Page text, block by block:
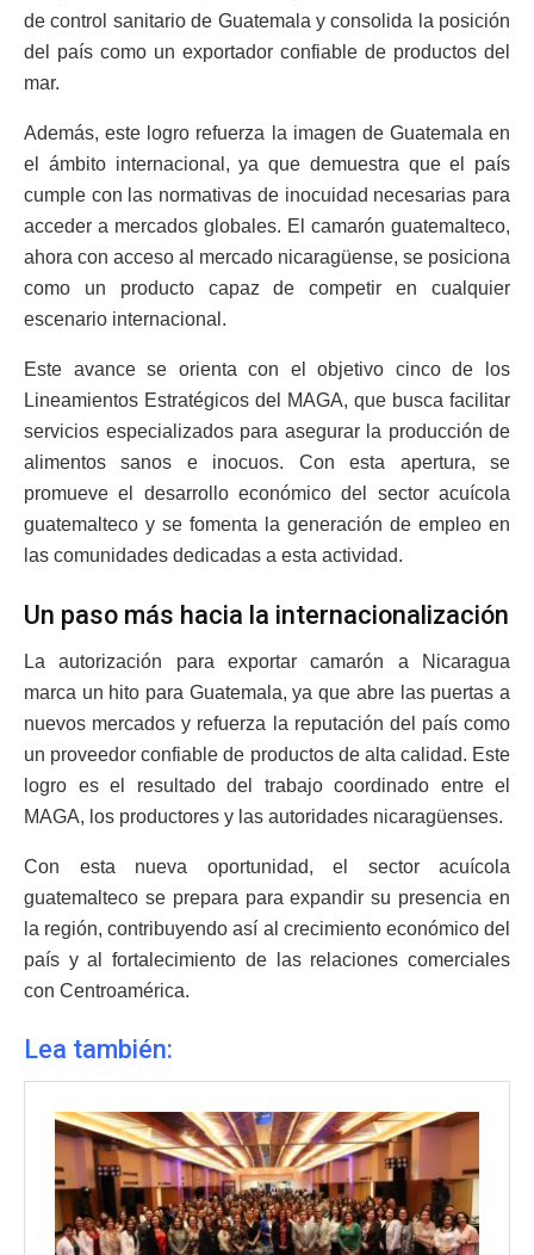
de control sanitario de Guatemala y consolida la posición
del país como un exportador confiable de productos del
mar.
Además, este logro refuerza la imagen de Guatemala en
el ámbito internacional, ya que demuestra que el país
cumple con las normativas de inocuidad necesarias para
acceder a mercados globales. El camarón guatemalteco,
ahora con acceso al mercado nicaragüense, se posiciona
como un producto capaz de competir en cualquier
escenario internacional.
Este avance se orienta con el objetivo cinco de los
Lineamientos Estratégicos del MAGA, que busca facilitar
servicios especializados para asegurar la producción de
alimentos sanos e inocuos. Con esta apertura, se
promueve el desarrollo económico del sector acuícola
guatemalteco y se fomenta la generación de empleo en
las comunidades dedicadas a esta actividad.
Un paso más hacia la internacionalización
La autorización para exportar camarón a Nicaragua
marca un hito para Guatemala, ya que abre las puertas a
nuevos mercados y refuerza la reputación del país como
un proveedor confiable de productos de alta calidad. Este
logro es el resultado del trabajo coordinado entre el
MAGA, los productores y las autoridades nicaragüenses.
Con esta nueva oportunidad, el sector acuícola
guatemalteco se prepara para expandir su presencia en
la región, contribuyendo así al crecimiento económico del
país y al fortalecimiento de las relaciones comerciales
con Centroamérica.
Lea también: